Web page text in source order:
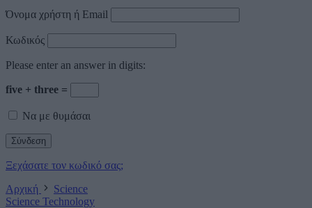
Όνομα χρήστη ή Email
Κωδικός
Please enter an answer in digits:
five + three =
Να με θυμάσαι
Ξεχάσατε τον κωδικό σας;
Αρχική
Science
Science Technology